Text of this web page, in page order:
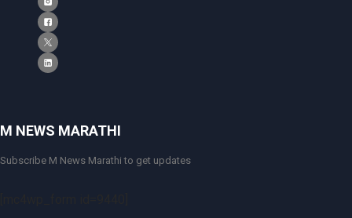
M NEWS MARATHI
Subscribe M News Marathi to get updates